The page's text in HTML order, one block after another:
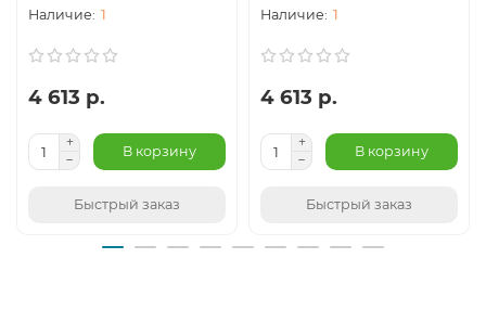
1
4 613 р.
В корзину
Быстрый заказ
1
4 613 р.
В корзину
Быстрый заказ